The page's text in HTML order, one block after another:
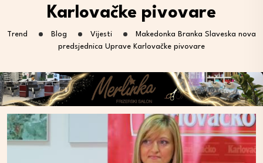
Karlovačke pivovare
Trend Blog Vijesti
Makedonka Branka Slaveska nova
predsjednica Uprave Karlovačke pivovare